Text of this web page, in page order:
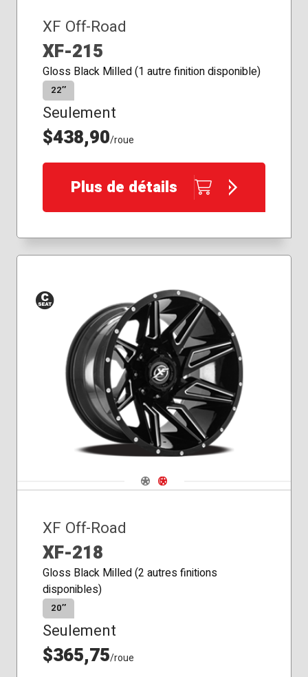
XF Off-Road
XF-215
Gloss Black Milled (1 autre finition disponible)
22″
Seulement
$438,90/roue
Plus de détails
Siège
conique
Navigate 1
Navigate 2
XF Off-Road
XF-218
Gloss Black Milled (2 autres finitions
disponibles)
20″
Seulement
$365,75/roue